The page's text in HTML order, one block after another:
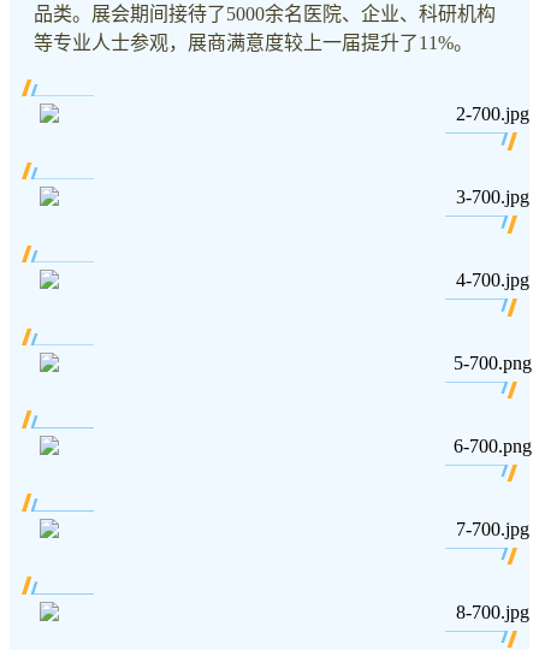
品类。展会期间接待了5000余名医院、企业、科研机构
等专业人士参观，展商满意度较上一届提升了11%。